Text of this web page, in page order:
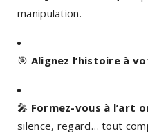
manipulation.
🎯 Alignez l’histoire à
🎤 Formez-vous à l’art
silence, regard… tout